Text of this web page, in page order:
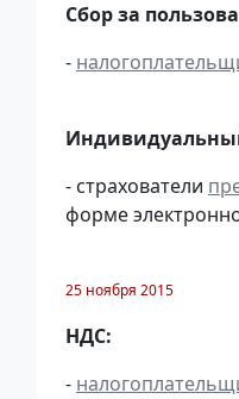
Сбор за
-
- страхователи
форме
25 ноября 2015
НДС:
-